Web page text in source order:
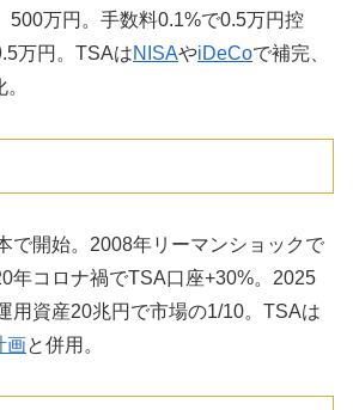
500万円。手数料0.1%で0.5万円控
万円。TSAはNISAやiDeCoで補完、
で開始。2008年リーマンショックで
年コロナ禍でTSA口座+30%。2025
用資産20兆円で市場の1/10。TSAは
画と併用。